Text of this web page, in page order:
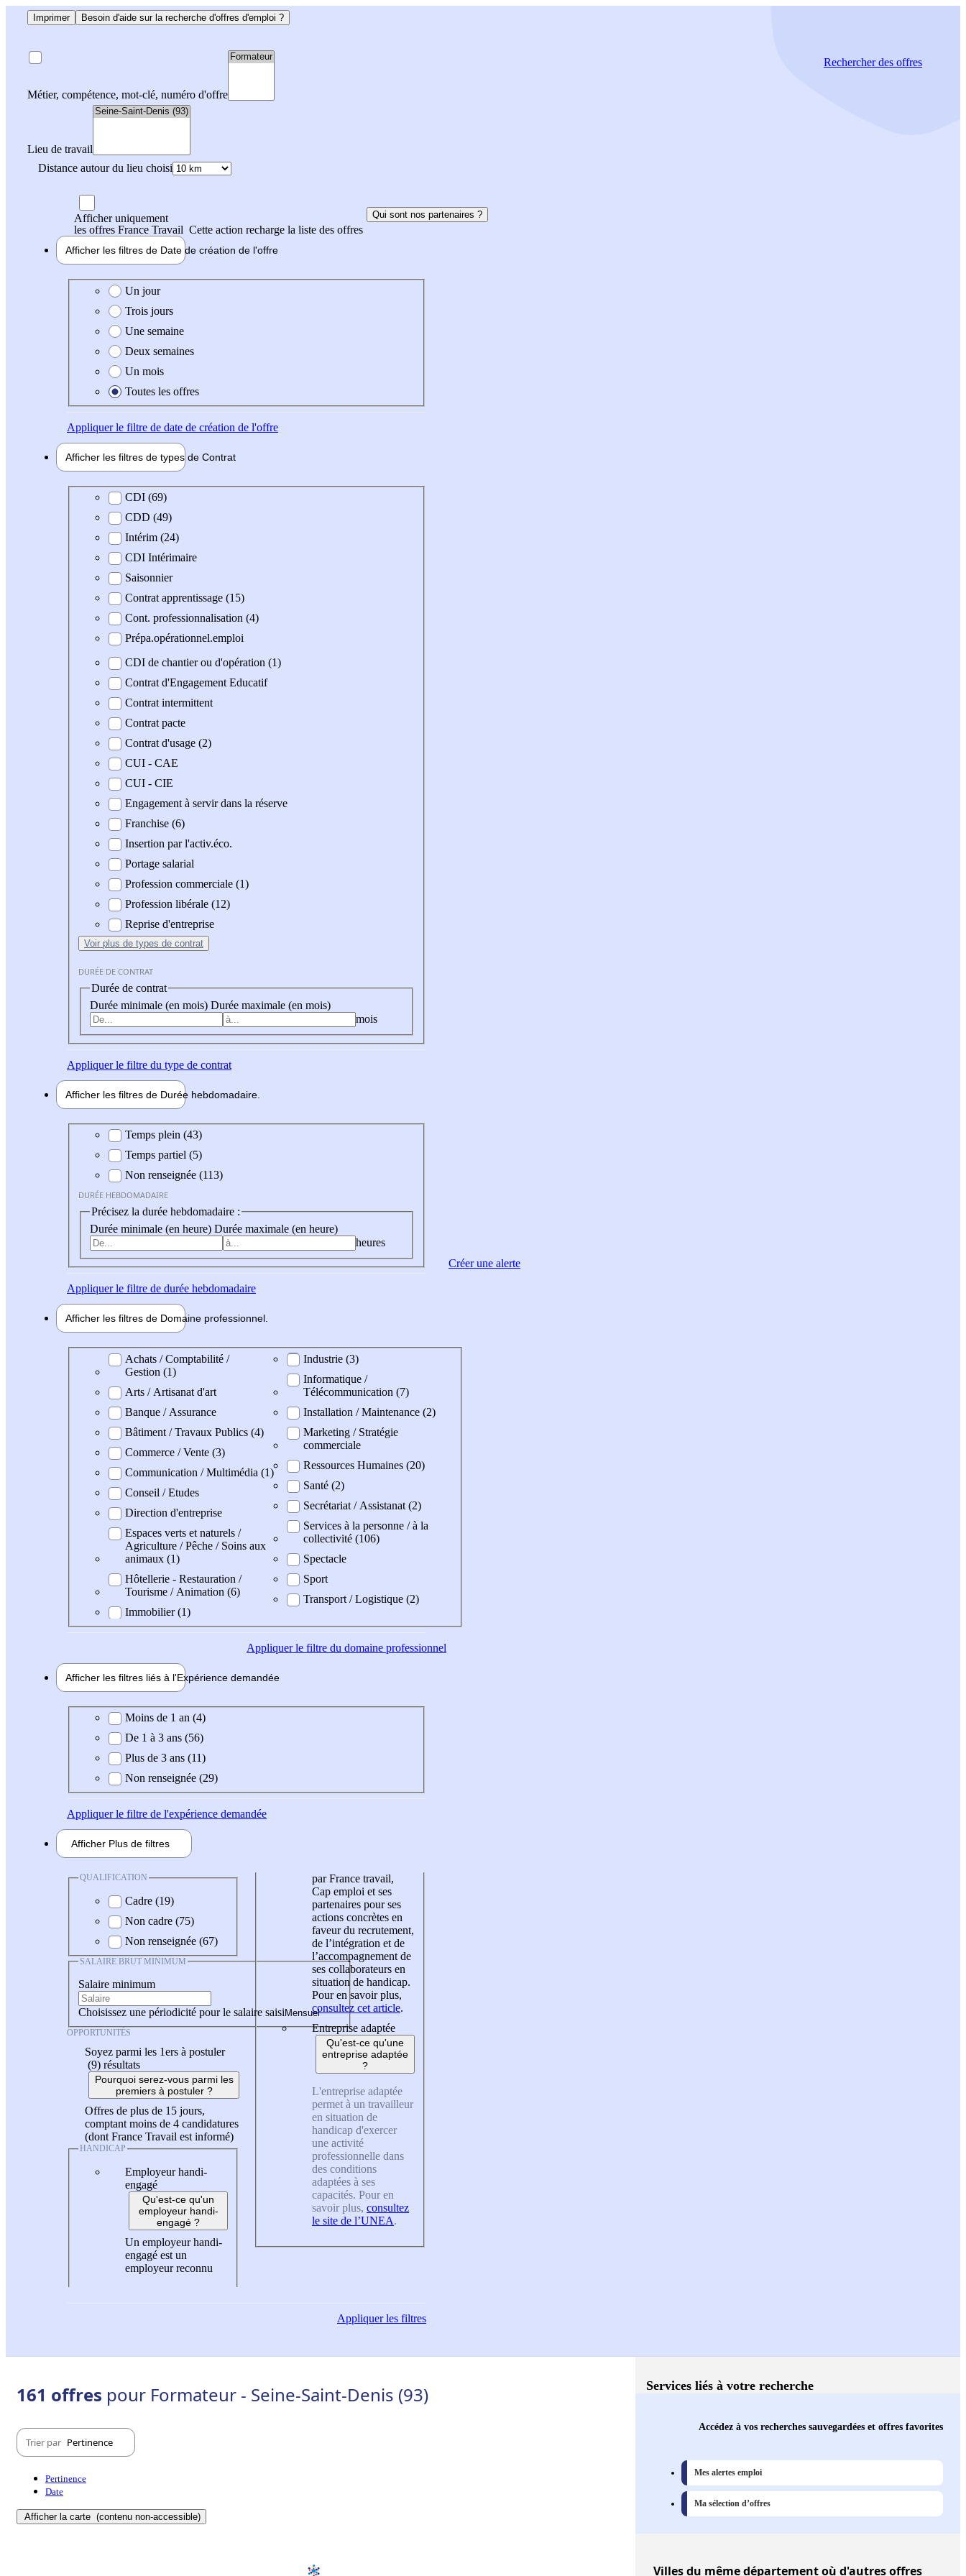
Imprimer Besoin d'aide sur la recherche d'offres d'emploi ?
Métier, compétence, mot-clé, numéro d'offre
Lieu de travail
Distance autour du lieu choisi
Rechercherdes offres
Afficher uniquement
les offres France Travail Cette action recharge la liste des offres
Qui sont nos partenaires ?
Afficher les filtres de Date de création de l'offre
Date de création de l'offre
Un jour
Trois jours
Une semaine
Deux semaines
Un mois
Toutes les offres
Appliquerle filtre de date de création de l'offre
Afficher les filtres de types de Contrat
Type de contratCDI (69)
CDD (49)
Intérim (24)
CDI Intérimaire
Saisonnier
Contrat apprentissage (15)
Cont. professionnalisation (4)
Prépa.opérationnel.emploi
CDI de chantier ou d'opération (1)
Contrat d'Engagement Educatif
Contrat intermittent
Contrat pacte
Contrat d'usage (2)
CUI - CAE
CUI - CIE
Engagement à servir dans la réserve
Franchise (6)
Insertion par l'activ.éco.
Portage salarial
Profession commerciale (1)
Profession libérale (12)
Reprise d'entreprise
Voir plus de types de contrat
DURÉE DE CONTRAT
Durée de contrat
Durée minimale (en mois) Durée maximale (en mois)
mois
Appliquerle filtre du type de contrat
Afficher les filtres de Durée hebdomadaire
Durée hebdomadaire
Temps plein (43)
Temps partiel (5)
Non renseignée (113)
DURÉE HEBDOMADAIRE
Précisez la durée hebdomadaire :
Durée minimale (en heure) Durée maximale (en heure)
heures
Appliquerle filtre de durée hebdomadaire
Afficher les filtres de Domaine professionnel
Domaine professionel
Achats / Comptabilité /
Gestion (1)
Arts / Artisanat d'art
Banque / Assurance
Bâtiment / Travaux Publics (4)
Commerce / Vente (3)
Communication / Multimédia (1)
Conseil / Etudes
Direction d'entreprise
Espaces verts et naturels /
Agriculture / Pêche / Soins aux
animaux (1)
Hôtellerie - Restauration /
Tourisme / Animation (6)
Immobilier (1)
Industrie (3)
Informatique /
Télécommunication (7)
Installation / Maintenance (2)
Marketing / Stratégie
commerciale
Ressources Humaines (20)
Santé (2)
Secrétariat / Assistanat (2)
Services à la personne / à la
collectivité (106)
Spectacle
Sport
Transport / Logistique (2)
Appliquerle filtre du domaine professionnel
Afficher les filtres liés à l'Expérience demandée
Expérience demandée
Moins de 1 an (4)
De 1 à 3 ans (56)
Plus de 3 ans (11)
Non renseignée (29)
Appliquerle filtre de l'expérience demandée
Afficher Plus de filtres
QUALIFICATION
Cadre (19)
Non cadre (75)
Non renseignée (67)
SALAIRE BRUT MINIMUM
Salaire minimum
Choisissez une périodicité pour le salaire saisi
OPPORTUNITÉS
Soyez parmi les 1ers à postuler
(9) résultats
Pourquoi serez-vous parmi les
premiers à postuler ?
Offres de plus de 15 jours,
comptant moins de 4 candidatures
(dont France Travail est informé)
HANDICAP
Employeur handi-
engagé
Qu'est-ce qu'un
employeur handi-
engagé ?
Un employeur handi-
engagé est un
employeur reconnu
par France travail,
Cap emploi et ses
partenaires pour ses
actions concrètes en
faveur du recrutement,
de l’intégration et de
l’accompagnement de
ses collaborateurs en
situation de handicap.
Pour en savoir plus,
consultez cet article.
Entreprise adaptée
Qu'est-ce qu'une
entreprise adaptée
?
L'entreprise adaptée
permet à un travailleur
en situation de
handicap d'exercer
une activité
professionnelle dans
des conditions
adaptées à ses
capacités. Pour en
savoir plus, consultez
le site de l’UNEA.
Appliquerles filtres
Créer une alerte
161 offres pour Formateur - Seine-Saint-Denis (93)
Trier par Pertinence
Pertinence
Date
Afficher la carte (contenu non-accessible)
Services liés à votre recherche
Accédez à vos recherches sauvegardées et offres favorites
Mes alertes emploi
Ma sélection d’offres
Villesdu même département où d'autres offres